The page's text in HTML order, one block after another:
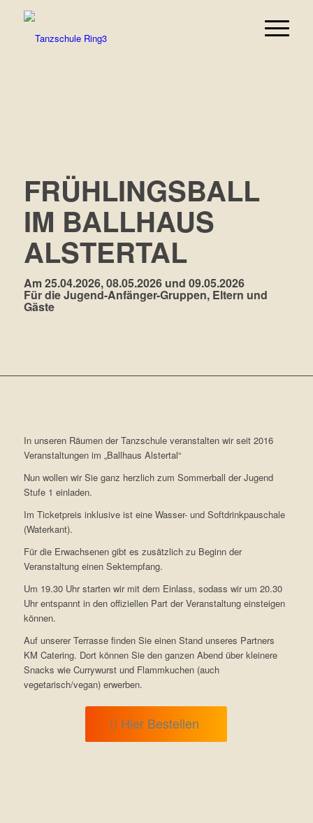
FRÜHLINGSBALL
IM BALLHAUS
ALSTERTAL
Am 25.04.2026, 08.05.2026 und 09.05.2026
Für die Jugend-Anfänger-Gruppen, Eltern und
Gäste
In unseren Räumen der Tanzschule veranstalten wir seit 2016
Veranstaltungen im „Ballhaus Alstertal“
Nun wollen wir Sie ganz herzlich zum Sommerball der Jugend
Stufe 1 einladen.
Im Ticketpreis inklusive ist eine Wasser- und Softdrinkpauschale
(Waterkant).
Für die Erwachsenen gibt es zusätzlich zu Beginn der
Veranstaltung einen Sektempfang.
Um 19.30 Uhr starten wir mit dem Einlass, sodass wir um 20.30
Uhr entspannt in den offiziellen Part der Veranstaltung einsteigen
können.
Auf unserer Terrasse finden Sie einen Stand unseres Partners
KM Catering. Dort können Sie den ganzen Abend über kleinere
Snacks wie Currywurst und Flammkuchen (auch
vegetarisch/vegan) erwerben.
Hier Bestellen